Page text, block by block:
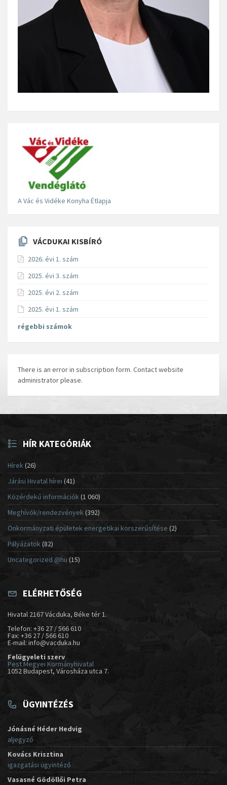
A Vác és Vidéke Konyha Étlapja
VÁCDUKAI KISBÍRÓ
2026. évi 1. szám
2025. évi 3. szám
2025. évi 2. szám
2025. évi 1. szám
régebbi számok
There is an error in subscription form. Contact website
administrator please.
HÍR KATEGÓRIÁK
Hírek(26)
Járási Hivatal hírei (41)
Közérdekű információk(1 060)
Meghívók/rendezvények (392)
Önkormányzati épületek energetikai korszerűsítése (2)
Pályázatok (82)
Uncategorized @hu (15)
ELÉRHETŐSÉG
Hivatal 2167 Vácduka, Béke tér 1.
Telefon: +36 27 / 566 610
Fax: +36 27 / 566 610
E-mail: info@vacduka.hu
Felügyeleti szerv
Pest Megyei Kormányhivatal
1052 Budapest, Városháza utca 7.
ÜGYINTÉZÉS
Jónásné Héder Hedvig
aljegyző
Kovács Krisztina
igazgatási ügyintéző
Vasasné Gödöllői Petra